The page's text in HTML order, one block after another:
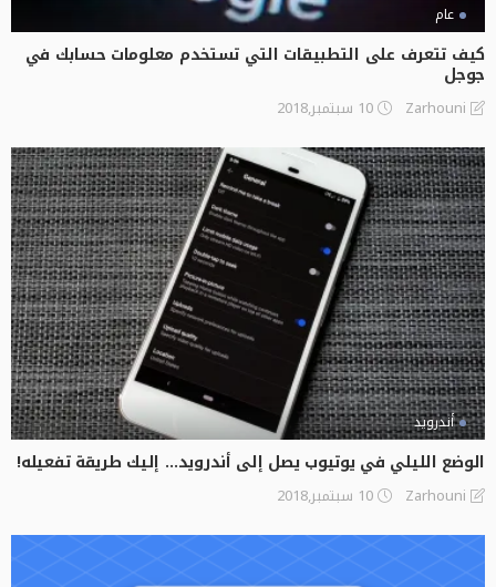
عام
كيف تتعرف على التطبيقات التي تستخدم معلومات حسابك في
جوجل
Zarhouni 10 سبتمبر,2018
أندرويد
الوضع الليلي في يوتيوب يصل إلى أندرويد… إليك طريقة تفعيله!
Zarhouni 10 سبتمبر,2018